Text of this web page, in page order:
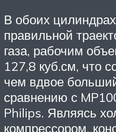
В обоих
правильной
газа, рабочим
127,8 куб.см, что
чем вдвое
сравнению с
Philips. Являясь
компрессором,